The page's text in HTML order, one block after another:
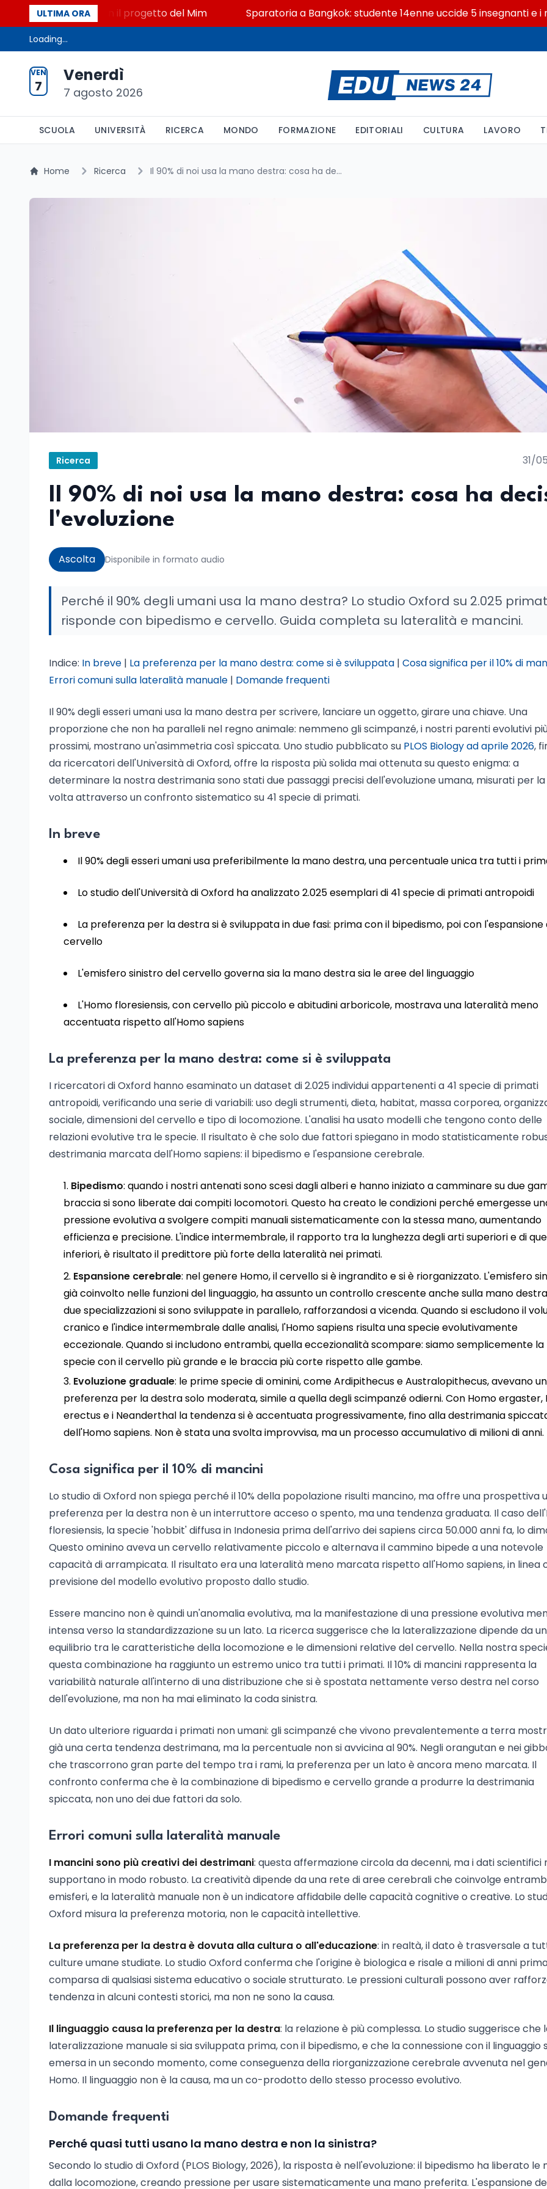
ULTIMA ORA
a Lerici con il progetto del Mim Sparatoria a Bangkok: studente 14enne uccide 5 insegnanti e i nonni
Loading...
VEN
7
Venerdì
7 agosto 2026
SCUOLA UNIVERSITÀ RICERCA MONDO FORMAZIONE EDITORIALI CULTURA LAVORO
Home Ricerca Il 90% di noi usa la mano destra: cosa ha deciso l'evoluzione
Ricerca 31/
Il 90% di noi usa la mano destra: cosa ha
l'evoluzione
Ascolta Disponibile in formato audio
Perché il 90% degli umani usa la mano destra? Lo studio Oxford su 2.025
risponde con bipedismo e cervello. Guida completa su lateralità e mancini.
Indice: In breve | La preferenza per la mano destra: come si è sviluppata | Cosa significa per il 10% di
Errori comuni sulla lateralità manuale | Domande frequenti
Il 90% degli esseri umani usa la mano destra per scrivere, lanciare un oggetto, girare una chiave. Una
proporzione che non ha paralleli nel regno animale: nemmeno gli scimpanzé, i nostri parenti evolutivi
prossimi, mostrano un'asimmetria così spiccata. Uno studio pubblicato su PLOS Biology ad aprile 2026,
da ricercatori dell'Università di Oxford, offre la risposta più solida mai ottenuta su questo enigma: a
determinare la nostra destrimania sono stati due passaggi precisi dell'evoluzione umana, misurati per
volta attraverso un confronto sistematico su 41 specie di primati.
In breve
Il 90% degli esseri umani usa preferibilmente la mano destra, una percentuale unica tra tutti i
Lo studio dell'Università di Oxford ha analizzato 2.025 esemplari di 41 specie di primati antropoidi
La preferenza per la destra si è sviluppata in due fasi: prima con il bipedismo, poi con l'espansione
cervello
L'emisfero sinistro del cervello governa sia la mano destra sia le aree del linguaggio
L'Homo floresiensis, con cervello più piccolo e abitudini arboricole, mostrava una lateralità meno
accentuata rispetto all'Homo sapiens
La preferenza per la mano destra: come si è sviluppata
I ricercatori di Oxford hanno esaminato un dataset di 2.025 individui appartenenti a 41 specie di primati
antropoidi, verificando una serie di variabili: uso degli strumenti, dieta, habitat, massa corporea,
sociale, dimensioni del cervello e tipo di locomozione. L'analisi ha usato modelli che tengono conto delle
relazioni evolutive tra le specie. Il risultato è che solo due fattori spiegano in modo statisticamente
destrimania marcata dell'Homo sapiens: il bipedismo e l'espansione cerebrale.
Bipedismo: quando i nostri antenati sono scesi dagli alberi e hanno iniziato a camminare su due
braccia si sono liberate dai compiti locomotori. Questo ha creato le condizioni perché emergesse
pressione evolutiva a svolgere compiti manuali sistematicamente con la stessa mano, aumentando
efficienza e precisione. L'indice intermembrale, il rapporto tra la lunghezza degli arti superiori e di
inferiori, è risultato il predittore più forte della lateralità nei primati.
Espansione cerebrale: nel genere Homo, il cervello si è ingrandito e si è riorganizzato. L'emisfero
già coinvolto nelle funzioni del linguaggio, ha assunto un controllo crescente anche sulla mano
due specializzazioni si sono sviluppate in parallelo, rafforzandosi a vicenda. Quando si escludono il
cranico e l'indice intermembrale dalle analisi, l'Homo sapiens risulta una specie evolutivamente
eccezionale. Quando si includono entrambi, quella eccezionalità scompare: siamo semplicemente la
specie con il cervello più grande e le braccia più corte rispetto alle gambe.
Evoluzione graduale: le prime specie di ominini, come Ardipithecus e Australopithecus, avevano
preferenza per la destra solo moderata, simile a quella degli scimpanzé odierni. Con Homo ergaster,
erectus e i Neanderthal la tendenza si è accentuata progressivamente, fino alla destrimania
dell'Homo sapiens. Non è stata una svolta improvvisa, ma un processo accumulativo di milioni di anni.
Cosa significa per il 10% di mancini
Lo studio di Oxford non spiega perché il 10% della popolazione risulti mancino, ma offre una prospettiva
preferenza per la destra non è un interruttore acceso o spento, ma una tendenza graduata. Il caso
floresiensis, la specie 'hobbit' diffusa in Indonesia prima dell'arrivo dei sapiens circa 50.000 anni fa, lo
Questo ominino aveva un cervello relativamente piccolo e alternava il cammino bipede a una notevole
capacità di arrampicata. Il risultato era una lateralità meno marcata rispetto all'Homo sapiens, in linea
previsione del modello evolutivo proposto dallo studio.
Essere mancino non è quindi un'anomalia evolutiva, ma la manifestazione di una pressione evolutiva
intensa verso la standardizzazione su un lato. La ricerca suggerisce che la lateralizzazione dipende da un
equilibrio tra le caratteristiche della locomozione e le dimensioni relative del cervello. Nella nostra
questa combinazione ha raggiunto un estremo unico tra tutti i primati. Il 10% di mancini rappresenta la
variabilità naturale all'interno di una distribuzione che si è spostata nettamente verso destra nel corso
dell'evoluzione, ma non ha mai eliminato la coda sinistra.
Un dato ulteriore riguarda i primati non umani: gli scimpanzé che vivono prevalentemente a terra
già una certa tendenza destrimana, ma la percentuale non si avvicina al 90%. Negli orangutan e nei
che trascorrono gran parte del tempo tra i rami, la preferenza per un lato è ancora meno marcata. Il
confronto conferma che è la combinazione di bipedismo e cervello grande a produrre la destrimania
spiccata, non uno dei due fattori da solo.
Errori comuni sulla lateralità manuale
I mancini sono più creativi dei destrimani: questa affermazione circola da decenni, ma i dati scientifici
supportano in modo robusto. La creatività dipende da una rete di aree cerebrali che coinvolge
emisferi, e la lateralità manuale non è un indicatore affidabile delle capacità cognitive o creative. Lo
Oxford misura la preferenza motoria, non le capacità intellettive.
La preferenza per la destra è dovuta alla cultura o all'educazione: in realtà, il dato è trasversale a
culture umane studiate. Lo studio Oxford conferma che l'origine è biologica e risale a milioni di anni
comparsa di qualsiasi sistema educativo o sociale strutturato. Le pressioni culturali possono aver
tendenza in alcuni contesti storici, ma non ne sono la causa.
Il linguaggio causa la preferenza per la destra: la relazione è più complessa. Lo studio suggerisce che
lateralizzazione manuale si sia sviluppata prima, con il bipedismo, e che la connessione con il linguaggio
emersa in un secondo momento, come conseguenza della riorganizzazione cerebrale avvenuta nel
Homo. Il linguaggio non è la causa, ma un co-prodotto dello stesso processo evolutivo.
Domande frequenti
Perché quasi tutti usano la mano destra e non la sinistra?
Secondo lo studio di Oxford (PLOS Biology, 2026), la risposta è nell'evoluzione: il bipedismo ha liberato le
dalla locomozione, creando pressione per usare sistematicamente una mano preferita. L'espansione